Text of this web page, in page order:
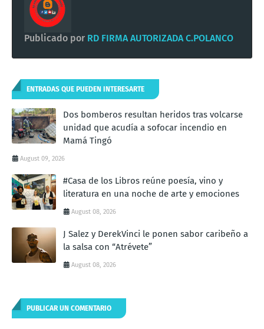
Publicado por RD FIRMA AUTORIZADA C.POLANCO
ENTRADAS QUE PUEDEN INTERESARTE
Dos bomberos resultan heridos tras volcarse
unidad que acudía a sofocar incendio en
Mamá Tingó
August 09, 2026
#Casa de los Libros reúne poesía, vino y
literatura en una noche de arte y emociones
August 08, 2026
J Salez y DerekVinci le ponen sabor caribeño a
la salsa con “Atrévete”
August 08, 2026
PUBLICAR UN COMENTARIO